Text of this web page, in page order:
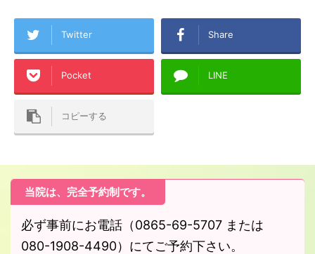
Twitter Share
Pocket LINE
コピーする
当院は、完全予約制です。
必ず事前にお電話（0865-69-5707 または
080-1908-4490）にてご予約下さい。